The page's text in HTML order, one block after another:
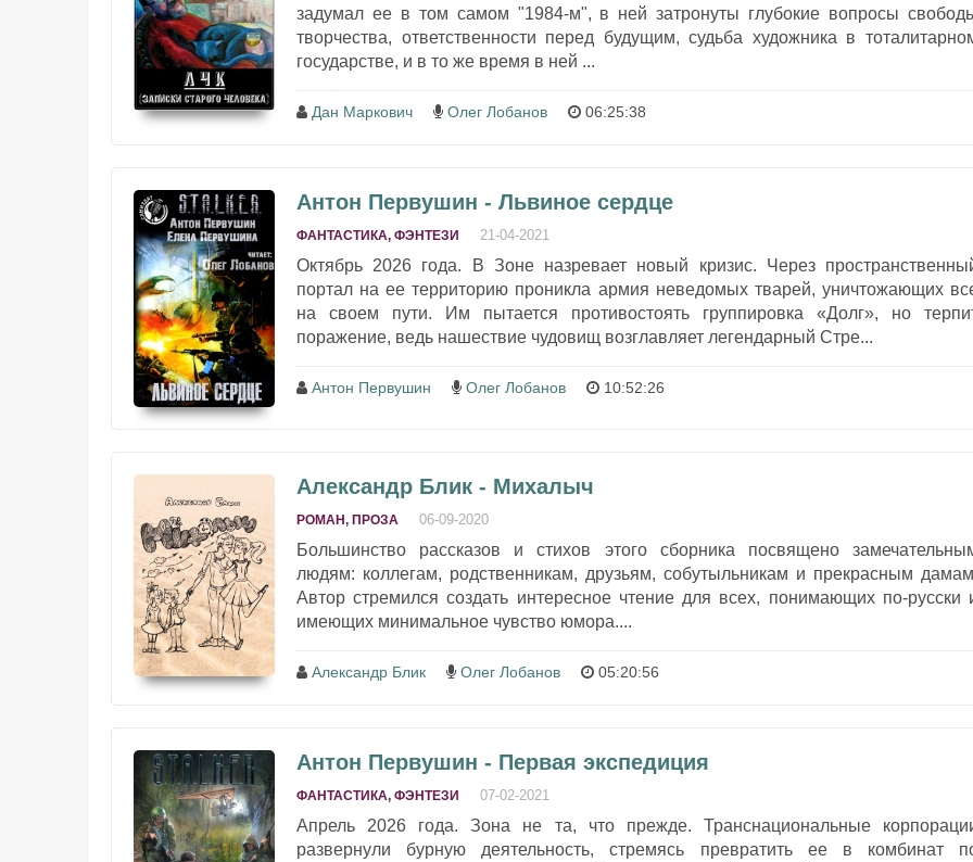
задумал ее в том самом "1984-м", в ней затронуты глубокие вопросы
творчества, ответственности перед будущим, судьба художника в
государстве, и в то же время в ней ...
Дан Маркович Олег Лобанов 06:25:38
Антон Первушин - Львиное сердце
ФАНТАСТИКА, ФЭНТЕЗИ 21-04-2021
Октябрь 2026 года. В Зоне назревает новый кризис. Через
портал на ее территорию проникла армия неведомых тварей, уничтожающих
на своем пути. Им пытается противостоять группировка «Долг», но
поражение, ведь нашествие чудовищ возглавляет легендарный Стре...
Антон Первушин Олег Лобанов 10:52:26
Александр Блик - Михалыч
РОМАН, ПРОЗА 06-09-2020
Большинство рассказов и стихов этого сборника посвящено
людям: коллегам, родственникам, друзьям, собутыльникам и прекрасным
Автор стремился создать интересное чтение для всех, понимающих по-русски
имеющих минимальное чувство юмора....
Александр Блик Олег Лобанов 05:20:56
Антон Первушин - Первая экспедиция
ФАНТАСТИКА, ФЭНТЕЗИ 07-02-2021
Апрель 2026 года. Зона не та, что прежде. Транснациональные
развернули бурную деятельность, стремясь превратить ее в комбинат